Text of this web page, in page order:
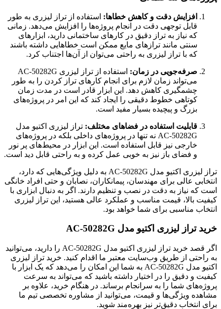
افزایش دقت و کاهش خطاها: استفاده از تراز لیزری به طور
قابل توجهی دقت در انجام پروژه‌ها را افزایش می‌دهد. زمانی
که نیاز به تراز دقیق در کارهای ساختمانی دارید، ابزارهای
سنتی مانند ترازهای مایع ممکن است خطاهایی داشته باشند
که با تراز لیزری به راحتی می‌توان از آن‌ها اجتناب کرد.
صرفه‌جویی در زمان:
استفاده از تراز لیزری AC-50282G
می‌تواند زمان لازم برای انجام کارهای تراز کردن را به طور
چشمگیری کاهش دهد. این ابزار قادر است در مدت زمان
کوتاهی خطوط دقیقی را ایجاد کند که این امر در پروژه‌های
بزرگ و پیچیده بسیار مفید است.
قابلیت استفاده در فضاهای مختلف: تراز لیزری اکتیو مدل
AC-50282G نه تنها در پروژه‌های داخلی بلکه در پروژه‌های
خارجی نیز قابل استفاده است. این ابزار در محیط‌های پر نور
و فضای باز نیز به خوبی عمل کرده و به راحتی قابل دید است.
تراز لیزری اکتیو مدل AC-50282G به دلیل ویژگی‌هایی که دارد،
انتخابی عالی برای مهندسان، پیمانکاران، نصابان و حتی افراد خانگی
است که نیاز به دقت در نصب و تنظیم دارند. اگر به دنبال ابزاری با
کیفیت بالا، قیمت مناسب و عملکرد عالی هستید، این تراز لیزری
انتخاب مناسبی برای شما خواهد بود.
خرید تراز لیزری اکتیو مدل AC-50282G
اگر قصد خرید تراز لیزری اکتیو مدل AC-50282G را دارید، می‌توانید
به راحتی از طریق وب‌سایت معتبر ما اقدام کنید. خرید تراز لیزری
اکتیو مدل AC-50282G به شما این امکان را می‌دهد که یک ابزار با
کیفیت و دقیق را در اختیار داشته باشید که می‌تواند به سرعت
پروژه‌های شما را به سرانجام برساند. در هنگام خرید، علاوه بر
مشاهده ویژگی‌ها و قیمت، می‌توانید از مشاوره تخصصی تیم ما
برای انتخاب دقیق‌تر نیز بهره‌مند شوید.